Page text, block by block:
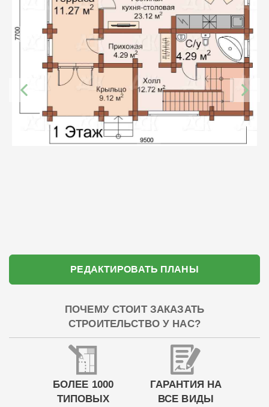
РЕДАКТИРОВАТЬ ПЛАНЫ
ПОЧЕМУ СТОИТ ЗАКАЗАТЬ
СТРОИТЕЛЬСТВО У НАС?
БОЛЕЕ 1000
ТИПОВЫХ
ГАРАНТИЯ НА
ВСЕ ВИДЫ